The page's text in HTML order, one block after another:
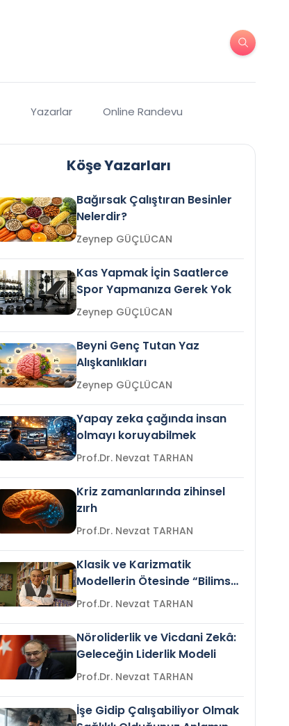
Yazarlar Online Randevu
Köşe Yazarları
Bağırsak Çalıştıran Besinler
Nelerdir?
Zeynep GÜÇLÜCAN
Kas Yapmak İçin Saatlerce
Spor Yapmanıza Gerek Yok
Zeynep GÜÇLÜCAN
Beyni Genç Tutan Yaz
Alışkanlıkları
Zeynep GÜÇLÜCAN
Yapay zeka çağında insan
olmayı koruyabilmek
Prof.Dr. Nevzat TARHAN
Kriz zamanlarında zihinsel
zırh
Prof.Dr. Nevzat TARHAN
Klasik ve Karizmatik
Modellerin Ötesinde “Bilimsel
Liderlik”
Prof.Dr. Nevzat TARHAN
Nöroliderlik ve Vicdani Zekâ:
Geleceğin Liderlik Modeli
Prof.Dr. Nevzat TARHAN
İşe Gidip Çalışabiliyor Olmak